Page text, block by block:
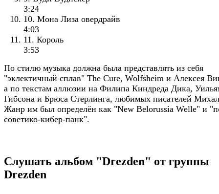
3:24
10. Мона Лиза овердрайв
4:03
11. Король
3:53
По стилю музыка должна была представлять из себя
"эклектичный сплав" The Cure, Wolfsheim и Алексея
а по текстам аллюзии на Филипа Киндреда Дика,
Гибсона и Брюса Стерлинга, любимых писателей
Жанр им был определён как "New Belorussia Welle" и
советико-кибер-панк".
Слушать альбом "Drezden" от группы
Drezden